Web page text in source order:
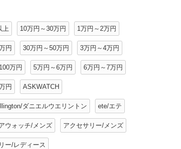
上 10万円～30万円 1万円～2万円
円 30万円～50万円 3万円～4万円
万円 5万円～6万円 6万円～7万円
円 ASKWATCH
ダニエルウエリントン ete/エテ
ウォッチ/メンズ アクセサリー/メンズ
ー/レディース